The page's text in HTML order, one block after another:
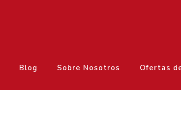
Blog Sobre Nosotros Ofertas